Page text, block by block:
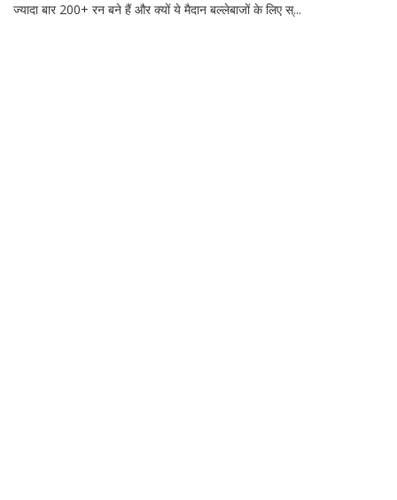
ज्यादा बार 200+ रन बने हैं और क्यों ये मैदान बल्लेबाजों के लिए स्...